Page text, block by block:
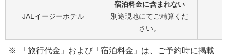
JALイージーホテル
宿泊料金に含まれない
別途現地にてご精算くだ
さい。
「旅行代金」および「宿泊料金」は、ご予約時に掲載